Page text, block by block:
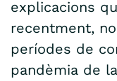
explicacions
recentment,
períodes de
pandèmia de